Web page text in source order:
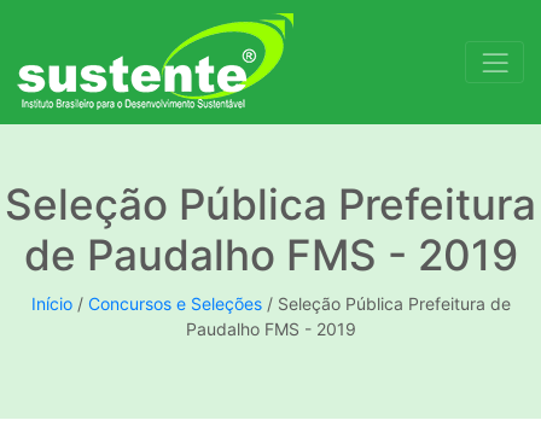
Seleção Pública Prefeitura
de Paudalho FMS - 2019
Início / Concursos e Seleções / Seleção Pública Prefeitura de
Paudalho FMS - 2019